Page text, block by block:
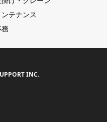
ンテナンス
INC.